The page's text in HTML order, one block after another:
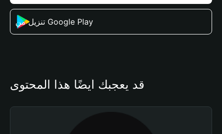
تنزيل من Google Play
قد يعجبك أيضًا هذا المحتوى